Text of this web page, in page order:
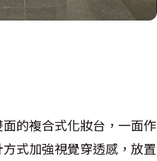
的複合式化妝台，一面作
式加強視覺穿透感，放置